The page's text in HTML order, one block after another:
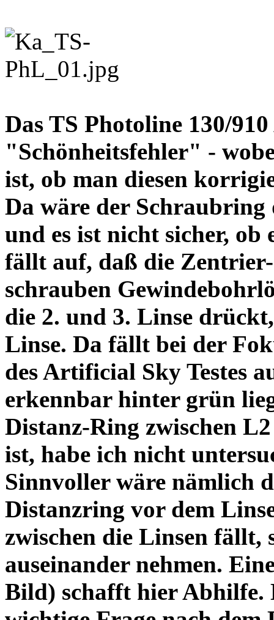
Das TS Photoline 130/
"Schönheitsfehler" -
ist, ob man diesen
Da wäre der
und es ist nicht sicher,
fällt auf, daß die Zentrier-
schrauben
die 2. und 3. Linse
Linse. Da fällt bei der
des Artificial Sky Testes
erkennbar hinter grün
Distanz-Ring zwischen
ist, habe ich nicht
Sinnvoller wäre nämlich
Distanzring vor dem
zwischen die Linsen fällt,
auseinander nehmen.
Bild) schafft hier Abhilfe.